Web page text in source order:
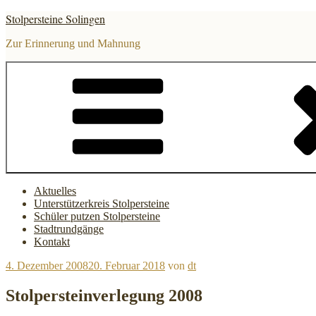
Zum
Inhalt
springen
Stolpersteine Solingen
Zur Erinnerung und Mahnung
Aktuelles
Unterstützerkreis Stolpersteine
Schüler putzen Stolpersteine
Stadtrundgänge
Kontakt
Veröffentlicht
4. Dezember 200820. Februar 2018 von dt
Stolpersteinverlegung 2008